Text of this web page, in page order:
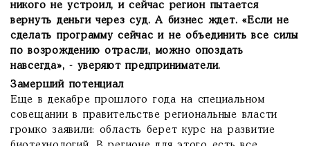
никого не устроил, и сейчас регион пытается
вернуть деньги через суд. А бизнес ждет. «Если не
сделать программу сейчас и не объединить все силы
по возрождению отрасли, можно опоздать
навсегда», - уверяют предприниматели.
Замерший потенциал
Еще в декабре прошлого года на специальном
совещании в правительстве региональные власти
громко заявили: область берет курс на развитие